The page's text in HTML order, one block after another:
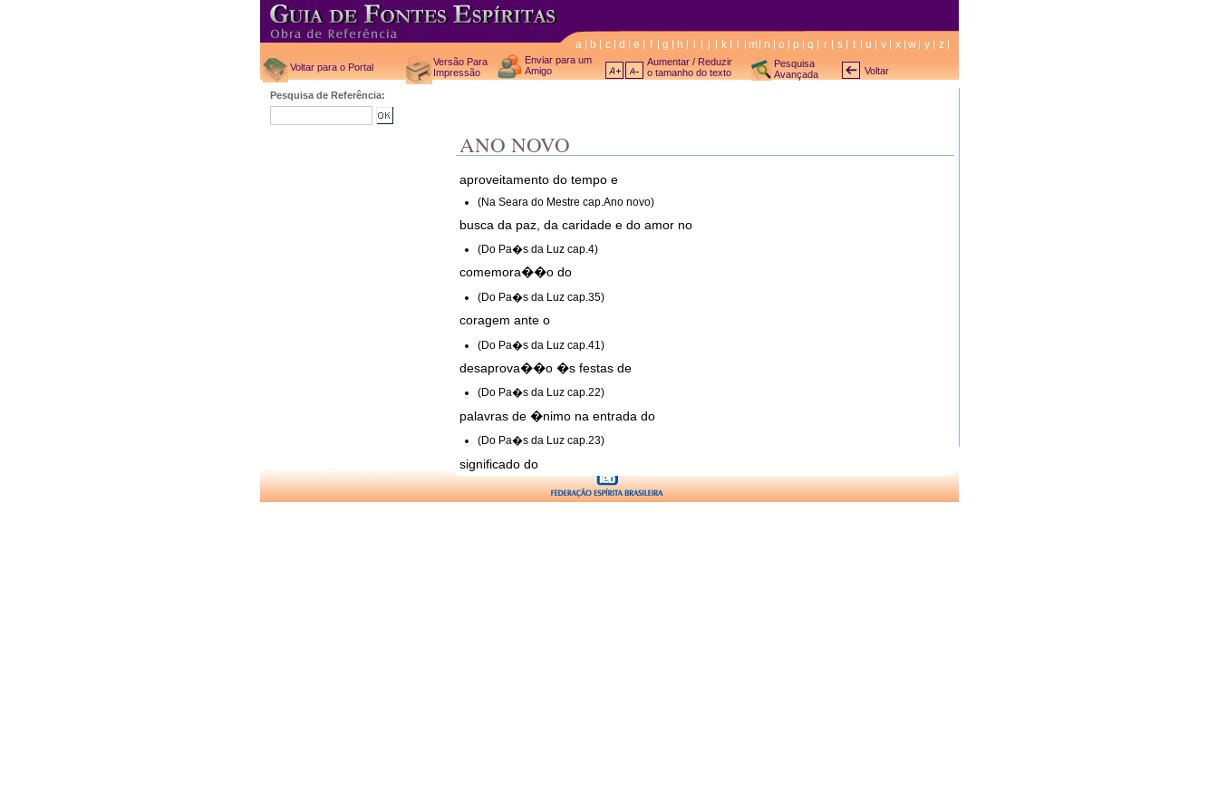
a b c d e f g h i j k m n o p q r s t u v x w y z
Voltar para o Portal
Versão Para
Impressão
Enviar para um
Amigo
Aumentar / Reduzir
o tamanho do texto
Pesquisa
Avançada
Voltar
Pesquisa de Referência:
ANO NOVO
aproveitamento do tempo e
(Na Seara do Mestre cap.Ano novo)
busca da paz, da caridade e do amor no
(Do Pa�s da Luz cap.4)
comemora��o do
(Do Pa�s da Luz cap.35)
coragem ante o
(Do Pa�s da Luz cap.41)
desaprova��o �s festas de
(Do Pa�s da Luz cap.22)
palavras de �nimo na entrada do
(Do Pa�s da Luz cap.23)
significado do
(Do Pa�s da Luz cap.36)